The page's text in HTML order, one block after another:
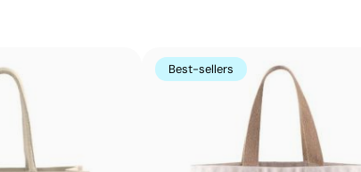
Possibilité d’impression avec couleurs Pantone®
exactes
Excellent rapport qualité-prix pour les grandes
séries
Idéale pour logos simples sans détails fins
Best-sellers